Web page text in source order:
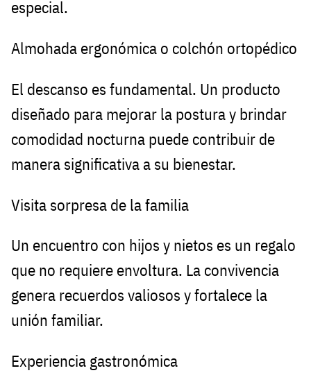
especial.
Almohada ergonómica o colchón ortopédico
El descanso es fundamental. Un producto
diseñado para mejorar la postura y brindar
comodidad nocturna puede contribuir de
manera significativa a su bienestar.
Visita sorpresa de la familia
Un encuentro con hijos y nietos es un regalo
que no requiere envoltura. La convivencia
genera recuerdos valiosos y fortalece la
unión familiar.
Experiencia gastronómica